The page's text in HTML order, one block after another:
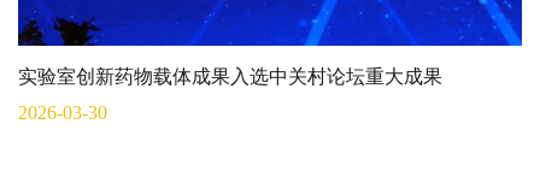
实验室创新药物载体成果入选中关村论坛重大成果
2026-03-30